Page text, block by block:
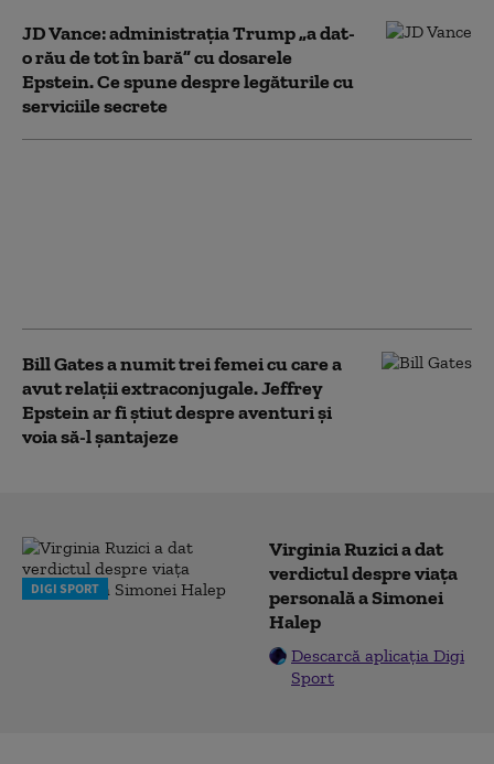
JD Vance: administrația Trump „a dat-
o rău de tot în bară” cu dosarele
Epstein. Ce spune despre legăturile cu
serviciile secrete
Bill Gates a numit trei femei cu care a
avut relații extraconjugale. Jeffrey
Epstein ar fi știut despre aventuri și
voia să-l șantajeze
DIGI SPORT
Virginia Ruzici a dat
verdictul despre viața
personală a Simonei
Halep
Descarcă aplicația Digi
Sport